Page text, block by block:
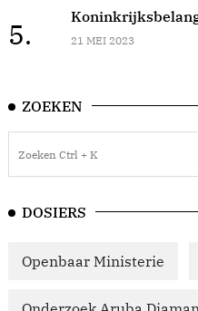
5. 21 MEI 2023
ZOEKEN
DOSIERS
Openbaar Ministerie